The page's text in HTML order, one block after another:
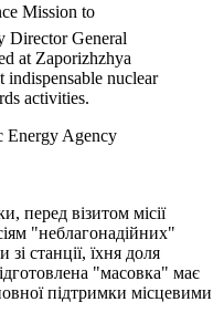
Mission to
Director General
at Zaporizhzhya
nuclear
activities.
Agency
перед візитом місії
"неблагонадійних"
станції, їхня доля
​​"масовка" має
підтримки місцевими